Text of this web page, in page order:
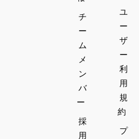
チ
ー
ム
メ
ン
バ
ー
採
用
ユ
ー
ザ
ー
利
用
規
約
プ